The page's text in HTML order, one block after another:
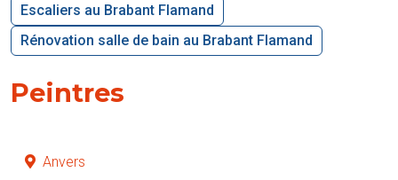
Escaliers au Brabant Flamand
Rénovation salle de bain au Brabant Flamand
Peintres
Anvers